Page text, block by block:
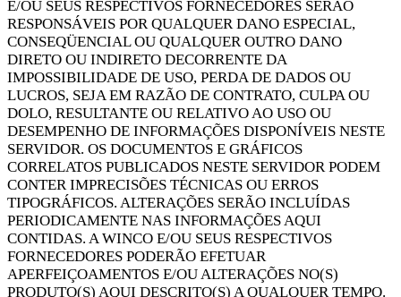
E/OU SEUS RESPECTIVOS FORNECEDORES SERÃO
RESPONSÁVEIS POR QUALQUER DANO ESPECIAL,
CONSEQÜENCIAL OU QUALQUER OUTRO DANO
DIRETO OU INDIRETO DECORRENTE DA
IMPOSSIBILIDADE DE USO, PERDA DE DADOS OU
LUCROS, SEJA EM RAZÃO DE CONTRATO, CULPA OU
DOLO, RESULTANTE OU RELATIVO AO USO OU
DESEMPENHO DE INFORMAÇÕES DISPONÍVEIS NESTE
SERVIDOR. OS DOCUMENTOS E GRÁFICOS
CORRELATOS PUBLICADOS NESTE SERVIDOR PODEM
CONTER IMPRECISÕES TÉCNICAS OU ERROS
TIPOGRÁFICOS. ALTERAÇÕES SERÃO INCLUÍDAS
PERIODICAMENTE NAS INFORMAÇÕES AQUI
CONTIDAS. A WINCO E/OU SEUS RESPECTIVOS
FORNECEDORES PODERÃO EFETUAR
APERFEIÇOAMENTOS E/OU ALTERAÇÕES NO(S)
PRODUTO(S) AQUI DESCRITO(S) A QUALQUER TEMPO.